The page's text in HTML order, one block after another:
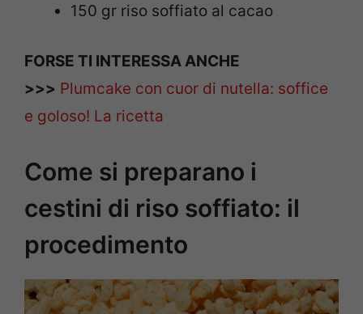
150 gr riso soffiato al cacao
FORSE TI INTERESSA ANCHE
>>> Plumcake con cuor di nutella: soffice
e goloso! La ricetta
Come si preparano i
cestini di riso soffiato: il
procedimento